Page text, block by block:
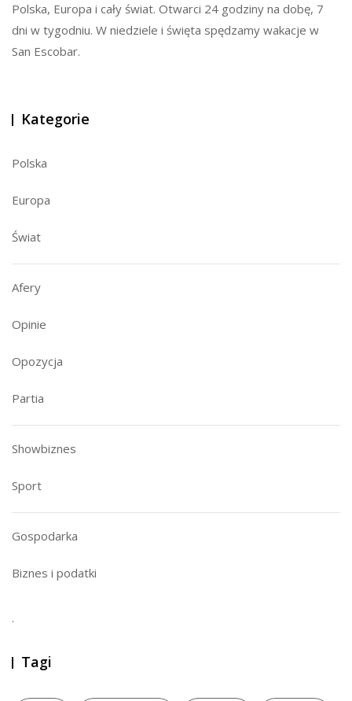
Polska, Europa i cały świat. Otwarci 24 godziny na dobę, 7
dni w tygodniu. W niedziele i święta spędzamy wakacje w
San Escobar.
Kategorie
Polska
Europa
Świat
Afery
Opinie
Opozycja
Partia
Showbiznes
Sport
Gospodarka
Biznes i podatki
.
Tagi